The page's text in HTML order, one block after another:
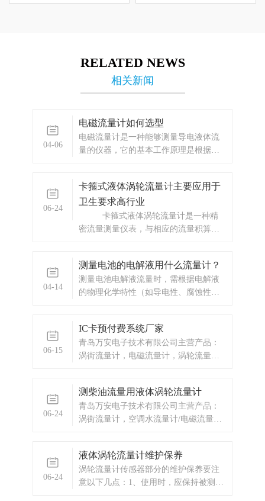
RELATED NEWS
相关新闻
04-06
电磁流量计如何选型
电磁流量计是一种能够测量导电液体流
量的仪器，它的基本工作原理是根据电
中运动会产生电动势，根据法拉第电磁
感应定律，电磁流量计产生的电信号与
液体的流速成正比，通过测量这个信号
可以得到流体的流量大小。
06-24
卡箍式液体涡轮流量计主要应用于
卫生要求高行业
卡箍式液体涡轮流量计是一种精
密流量测量仪表，与相应的流量积算仪
域的计量、控制系统。配备有卫生接头
的卡箍
04-14
测量电池的电解液用什么流量计？
测量电池电解液流量时，需根据电解液
的物理化学特性（如导电性、腐蚀性、
是几种适合测量电解液流量的流量计类
型及其优缺点分析：选型关键因素总结
1. 电解液性质： - 导电性 → 电磁流量
PTFE、哈氏合金）； - 黏度 → 高黏
度优先选齿轮流量计或科里奥利。 2. 流
量范围： - 小流量（＜1 L/min）→ 齿
流量计。 3. ...
06-15
IC卡预付费系统厂家
青岛万安电子技术有限公司主营产品：
涡街流量计，电磁流量计，涡轮流量
差压式仪表，分析仪器，水质监测设
备，压力仪表等，以及承接电气自动化
项目。
06-24
测柴油流量用液体涡轮流量计
青岛万安电子技术有限公司主营产品：
涡街流量计，空调水流量计/电磁流量
厂家，涡轮流量计，显示仪表，热量
表，差压式仪表，分析仪器，水质监测
设备，压力仪表等，以及承接电气自动
06-24
液体涡轮流量计维护保养
涡轮流量计传感器部分的维护保养要注
意以下几点：1、使用时，应保持被测介